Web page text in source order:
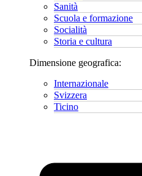
Sanità
Scuola e formazione
Socialità
Storia e cultura
Dimensione geografica:
Internazionale
Svizzera
Ticino